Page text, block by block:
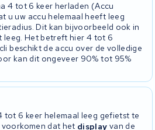
4 tot 6 keer herladen (Accu
u uw accu helemaal heeft leeg
Dit kan bijvoorbeeld ook in
leeg. Het betreft hier 4 tot 6
beschikt de accu over de volledige
kan dit ongeveer 90% tot 95%
tot 6 keer helemaal leeg gefietst te
dat het display van de